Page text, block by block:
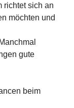
richtet sich an
möchten und
gute
beim